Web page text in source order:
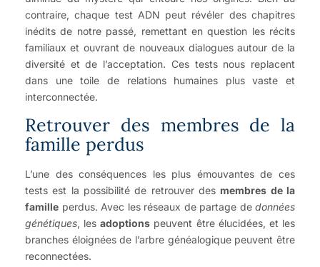
contraire, chaque test ADN peut révéler des chapitres
inédits de notre passé, remettant en question les récits
familiaux et ouvrant de nouveaux dialogues autour de la
diversité et de l’acceptation. Ces tests nous replacent
dans une toile de relations humaines plus vaste et
interconnectée.
Retrouver des membres de la
famille perdus
L’une des conséquences les plus émouvantes de ces
tests est la possibilité de retrouver des membres de la
famille perdus. Avec les réseaux de partage de données
génétiques, lesadoptions peuvent être élucidées, et les
branches éloignées de l’arbre généalogique peuvent être
reconnectées.